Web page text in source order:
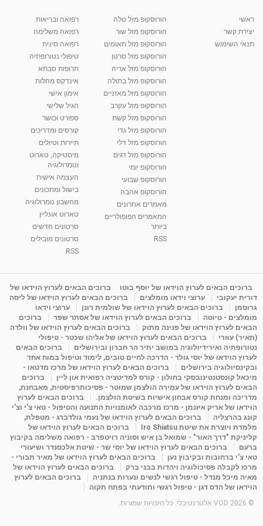
07:12
10:17
קרין גורן - העוגה המתגלצ’ת ללא קמח
38.5k צפיות
01:37
יוסי שר - מתמחה בשיטת אלכסנדר וטאי צ'י
01:46
רנה רז-גילו -טיפול אנרגטי ויעוץ רוחני - נומרולוגית
2,309 צפיות
05:37
סודות בתאריך הלידה, משמעות חודש הלידה -
ינואר זינה ליבשיץ נומרולוגית
3,261 צפיות
1:31:05
ליסה גרוסמן - המרכז לאימון התנהגותי - קשב
וריכוז ברעננה - הרצאת מבוא: אימון להצלחה של...
מאת admin 11 שנים 3,644 צפיות
15:49
פנינה מתוק - מרכז "נתיב הלב" בהרצליה-
מדיטציה-התחדשות
מאת Shahar-vod 6 שנים 2,143 צפיות
ראשי
יצירת קשר
תנאי השימוש
הורוסקופ מזל טלה
הורוסקופ מזל שור
הורוסקופ מזל תאומים
הורוסקופ מזל סרטן
הורוסקופ מזל אריה
הורוסקופ מזל בתולה
הורוסקופ מזל מאזניים
הורוסקופ מזל עקרב
הורוסקופ מזל קשת
הורוסקופ מזל גדי
הורוסקופ מזל דלי
הורוסקופ מזל דגים
הורוסקופ יומי
הורוסקופ שבועי
הורוסקופ אהבה
מאמרים אחרונים
המאמרים הפופולריים
ביותר
RSS
רפואה ובריאות
רפואה משלימה
רפואה סינית
טיפולי נטורופתיה
תרופות סבתא
אינדקס מחלות
אימון אישי
הגיל שלישי
ספורט וכושר
קורסים ומדריכים
תיירות וטיולים
מיסטיקה, טארוט
ונומרולוגיה
העצמה אישית
בישול ומתכונים
מחשבון נומרולוגיה
טארוט אונליין
סרטונים חדשים
סרטונים מובילים
RSS
ברוכים הבאים לערוץ הוידאו של יוסף בוטו
ברוכים הבאים לערוץ הוידאו של
דורית יעקובי
ערוצי וידאו מומלצים
ברוכים הבאים לערוץ הוידאו של ליסה
גרוסמן
ברוכים הבאים לערוץ הוידאו של שולמית רונן
ערוצי וידאו
מומלצים - טיוטה
ברוכים הבאים לערוץ הוידאו של אסתר שפר
ברוכים
הבאים לערוץ הוידאו של פנינה מתוק
ברוכים הבאים לערוץ הוידאו של וולדה
(תאיר) עוזרי
ברוכים הבאים לערוץ הוידאו של אליהו שכטר - טיפולי
נטורופתיה ואירידיולוגיה במושב יתיר הר חברון ובירושלים
ברוכים הבאים
לערוץ הוידאו של יוסי גולד - הדרכה לחיים טובים, לימוד וטיפול במוח אחד
ובקינסיולוגיה בירושלים
ברוכים הבאים לערוץ הוידאו של מרכז מדטאו -
מיכאל קונסטנטינובסקי בחולון - קורס למדיטציה רפואית און ליין
ברוכים
הבאים לערוץ הוידאו של עמירה הולצמן שמוטר - פסיכותרפיסטית, מאבחנת,
מדריכה ומנחת קורס אבחון אישיות בשיטת הולצמן.
ברוכים הבאים לערוץ
הוידאו של אריק איזנמן - מרכז מרכבה לאומנויות התנועה והטיפול - טאי צ'י וצ'י
קונג בהרצליה
ברוכים הבאים לערוץ הוידאו של נעמי גולדברג - מטפלת,
מלמדת ויוצרת את שיטת Iro Shiatsu
ברוכים הבאים לערוץ הוידאו של
קליניקת "דרך האור" - שמואל בן איש וסוניה רויטפרב - רפואה משלימה בקיבוץ
ברעם
ברוכים הבאים לערוץ הוידאו של יוסי שר - שיטת אלכסנדר ושיעורי
טאי צ'י ברחובות ובקיבוץ נען
ברוכים הבאים לערוץ הוידאו של מאיר תבורי -
מרכז לקבלה פסיכולוגיה ויהדות בבני ברק
ברוכים הבאים לערוץ הוידאו של
מאיה מיכל מנדל - טיפול רגשי לנשים ונערות בנתניה
ברוכים הבאים לערוץ
הוידאו של הדס דגן - טיפול רגשי ותודעתי בפתח תקוה
© 2026 VOD אלטרנטיבלי. כל הזכויות שמורות.